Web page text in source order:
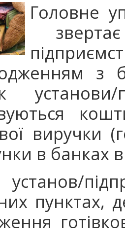
Головне
з
виручки
в банках
пунктах,